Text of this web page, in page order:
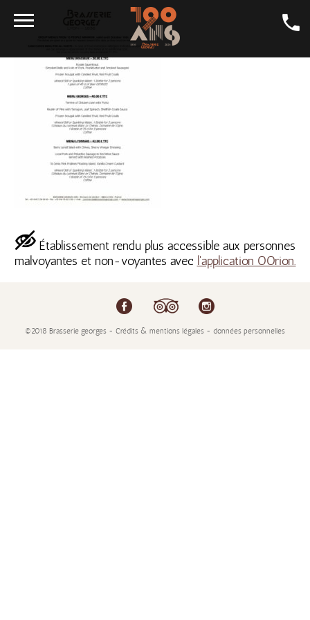
DAILY SPECIALS
LA GEORGES
DINING ROOMS
CONTACT
JOBS
Établissement rendu plus accessible aux personnes
malvoyantes et non-voyantes avec l'application OOrion.
©2018 Brasserie georges - Crédits & mentions légales - données personnelles